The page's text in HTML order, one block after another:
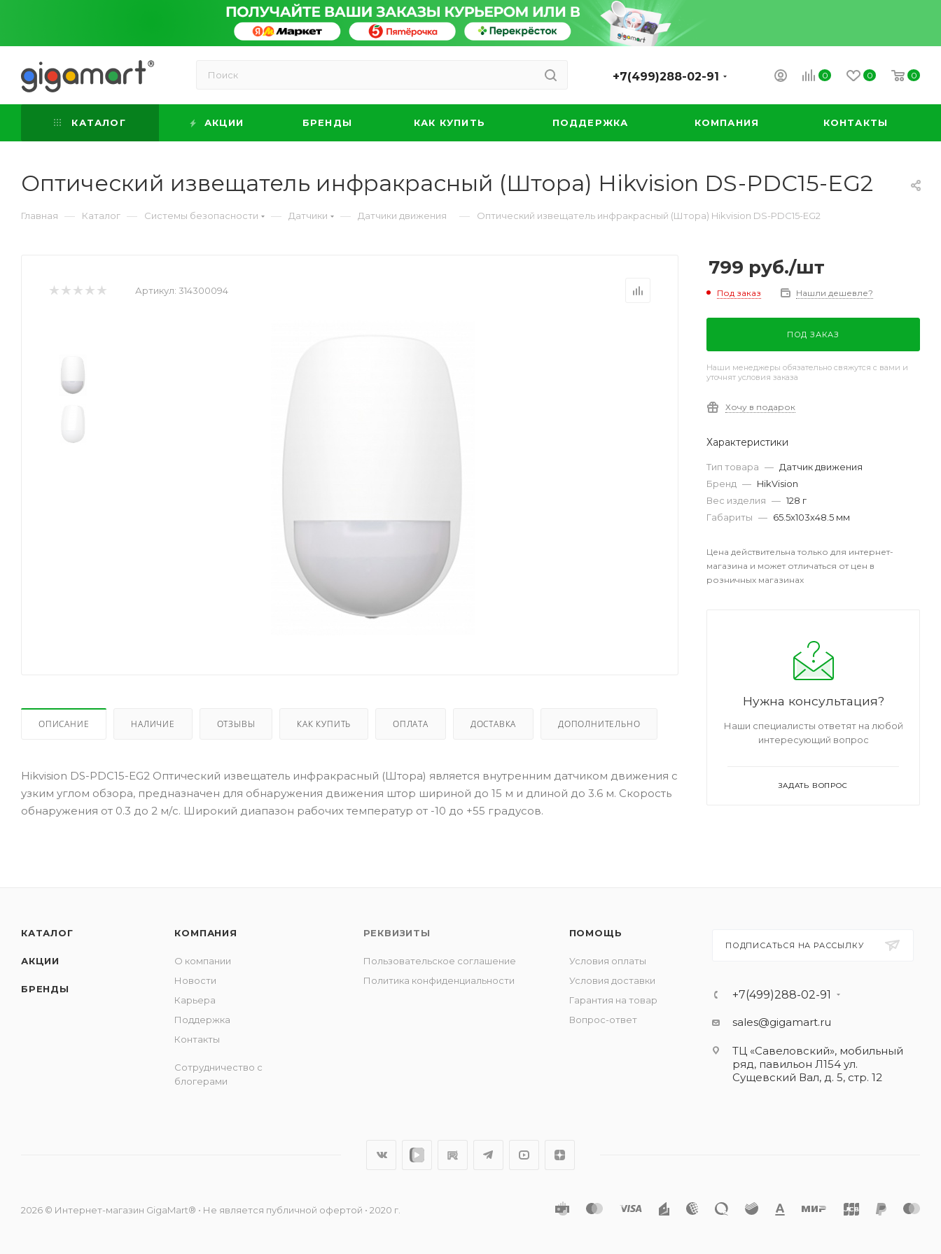
0 0 0
+7(499)288-02-91
КАТАЛОГ АКЦИИ БРЕНДЫ КАК КУПИТЬ ПОДДЕРЖКА КОМПАНИЯ КОНТАКТЫ
Оптический извещатель инфракрасный (Штора) Hikvision DS-PDC15-EG2
Главная — Каталог — Системы безопасности — Датчики — Датчики движения — Оптический извещатель инфракрасный (Штора) Hikvision DS-PDC15-EG2
Артикул: 314300094
ОПИСАНИЕ НАЛИЧИЕ ОТЗЫВЫ КАК КУПИТЬ ОПЛАТА ДОСТАВКА ДОПОЛНИТЕЛЬНО
Hikvision DS-PDC15-EG2 Оптический извещатель инфракрасный (Штора) является внутренним датчиком движения с
узким углом обзора, предназначен для обнаружения движения штор шириной до 15 м и длиной до 3.6 м. Скорость
обнаружения от 0.3 до 2 м/с. Широкий диапазон рабочих температур от -10 до +55 градусов.
799 руб./шт
Под заказ Нашли дешевле?
ПОД ЗАКАЗ
Наши менеджеры обязательно свяжутся с вами и
уточнят условия заказа
Хочу в подарок
Характеристики
Тип товара — Датчик движения
Бренд — HikVision
Вес изделия — 128 г
Габариты — 65.5x103x48.5 мм
Цена действительна только для интернет-
магазина и может отличаться от цен в
розничных магазинах
Нужна консультация?
Наши специалисты ответят на любой
интересующий вопрос
ЗАДАТЬ ВОПРОС
КАТАЛОГ
АКЦИИ
БРЕНДЫ
КОМПАНИЯ
О компании
Новости
Карьера
Поддержка
Контакты
Сотрудничество с
блогерами
РЕКВИЗИТЫ
Пользовательское соглашение
Политика конфиденциальности
ПОМОЩЬ
Условия оплаты
Условия доставки
Гарантия на товар
Вопрос-ответ
ПОДПИСАТЬСЯ НА РАССЫЛКУ
+7(499)288-02-91
sales@gigamart.ru
ТЦ «Савеловский», мобильный
ряд, павильон Л154 ул.
Сущевский Вал, д. 5, стр. 12
2026 © Интернет-магазин GigaMart® • Не является публичной офертой • 2020 г.